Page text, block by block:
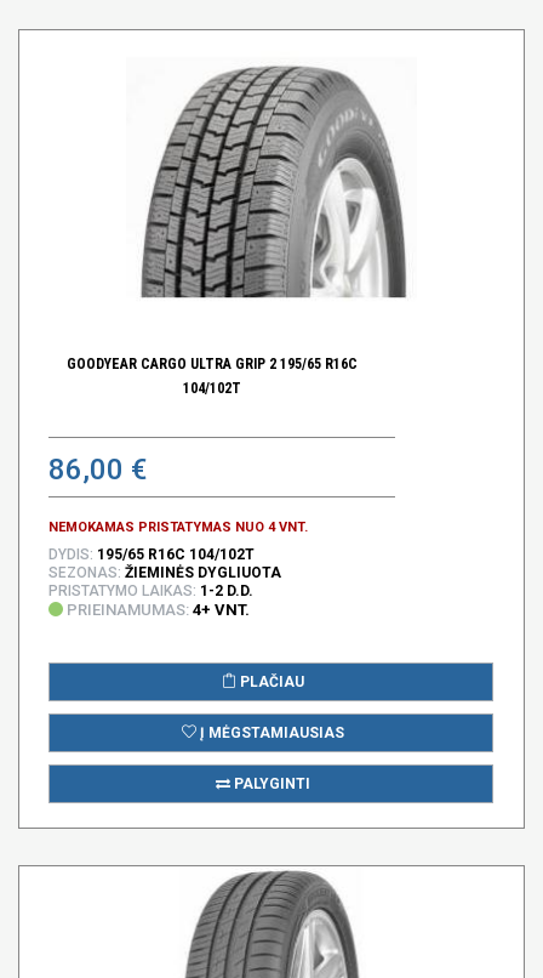
GOODYEAR CARGO ULTRA GRIP 2 195/65 R16C
104/102T
86,00 €
NEMOKAMAS PRISTATYMAS NUO 4 VNT.
DYDIS: 195/65 R16C 104/102T
SEZONAS: ŽIEMINĖS DYGLIUOTA
PRISTATYMO LAIKAS: 1-2 D.D.
PRIEINAMUMAS: 4+ VNT.
PLAČIAU
Į MĖGSTAMIAUSIAS
PALYGINTI